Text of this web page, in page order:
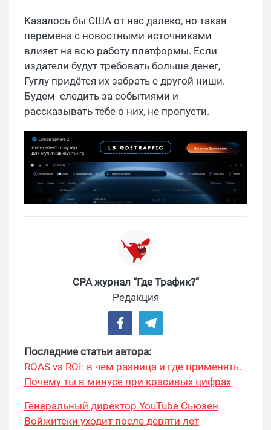
Казалось бы США от нас далеко, но такая
перемена с новостными источниками
влияет на всю работу платформы. Если
издатели будут требовать больше денег,
Гуглу придётся их забрать с другой ниши.
Будем следить за событиями и
рассказывать тебе о них, не пропусти.
CPA журнал “Где Трафик?”
Редакция
Последние статьи автора:
ROAS vs ROI: в чем разница и где применять.
Почему ты в минусе при красивых цифрах
Генеральный директор YouTube Сьюзен
Войжитски уходит после девяти лет